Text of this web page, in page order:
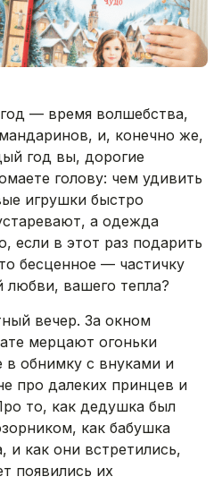
— время волшебства,
и, конечно же,
год вы, дорогие
голову: чем удивить
игрушки быстро
а одежда
если в этот раз подарить
бесценное — частичку
вашего тепла?
вечер. За окном
мерцают огоньки
в обнимку с внуками и
про далеких принцев и
то, как дедушка был
как бабушка
как они встретились,
появились их